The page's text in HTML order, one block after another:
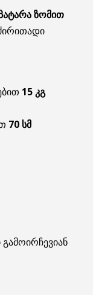
ზომით
15 კგ
70 სმ
გამოირჩევიან